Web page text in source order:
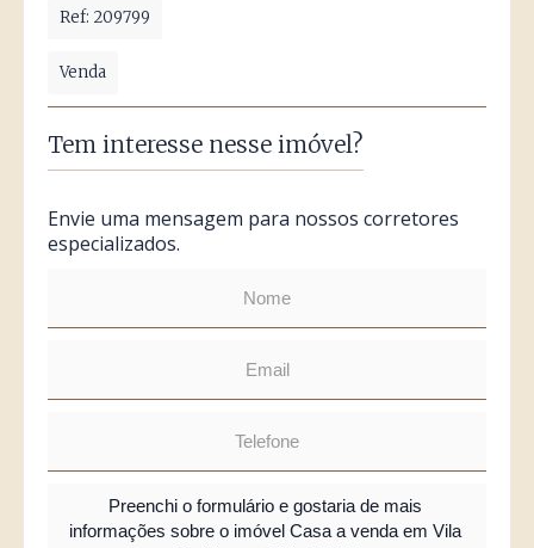
Ref: 209799
Venda
Tem interesse nesse imóvel?
Envie uma mensagem para nossos corretores
especializados.